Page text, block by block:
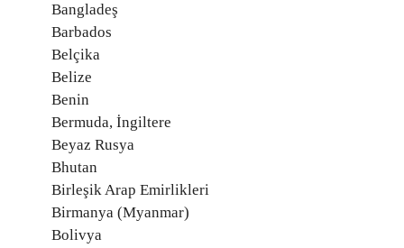
Bangladeş
Barbados
Belçika
Belize
Benin
Bermuda, İngiltere
Beyaz Rusya
Bhutan
Birleşik Arap Emirlikleri
Birmanya (Myanmar)
Bolivya